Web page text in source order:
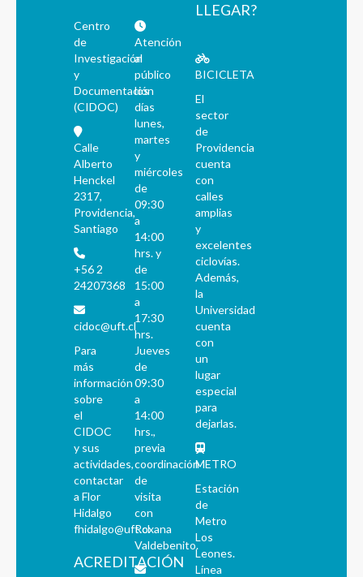
Centro
de
Investigación
y
Documentación
(CIDOC)
Calle
Alberto
Henckel
2317,
Providencia,
Santiago
+56 2
24207368
cidoc@uft.cl
Para
más
información
sobre
el
CIDOC
y sus
actividades,
contactar
a Flor
Hidalgo
fhidalgo@uft.cl
ACREDITACIÓN
Atención
al
público
los
días
lunes,
martes
y
miércoles
de
09:30
a
14:00
hrs. y
de
15:00
a
17:30
hrs.
Jueves
de
09:30
a
14:00
hrs.,
previa
coordinación
de
visita
con
Roxana
Valdebenito.
LLEGAR?
BICICLETA
El
sector
de
Providencia
cuenta
con
calles
amplias
y
excelentes
ciclovías.
Además,
la
Universidad
cuenta
con
un
lugar
especial
para
dejarlas.
METRO
Estación
de
Metro
Los
Leones.
Línea